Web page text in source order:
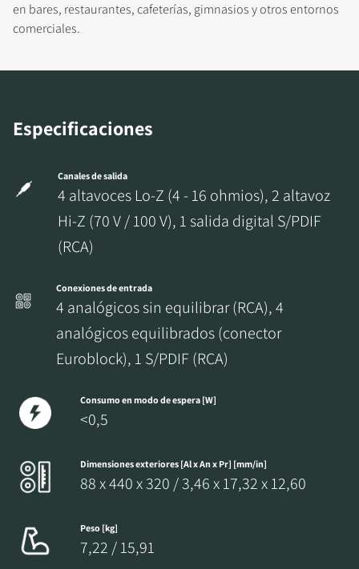
en bares, restaurantes, cafeterías, gimnasios y otros entornos
comerciales.
Especificaciones
Canales de salida
4 altavoces Lo-Z (4 - 16 ohmios), 2 altavoz
Hi-Z (70 V / 100 V), 1 salida digital S/PDIF
(RCA)
Conexiones de entrada
4 analógicos sin equilibrar (RCA), 4
analógicos equilibrados (conector
Euroblock), 1 S/PDIF (RCA)
Consumo en modo de espera [W]
<0,5
Dimensiones exteriores [Al x An x Pr] [mm/in]
88 x 440 x 320 / 3,46 x 17,32 x 12,60
Peso [kg]
7,22 / 15,91
REGÍSTRATE PARA
Rellena el formulario de registro y accede al
instante a todos los archivos para descargar
bloqueados de nuestra web.